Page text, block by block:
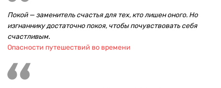
Покой — заменитель счастья для тех, кто лишен оного. Но
изгнаннику достаточно покоя, чтобы почувствовать себя
счастливым.
Опасности путешествий во времени